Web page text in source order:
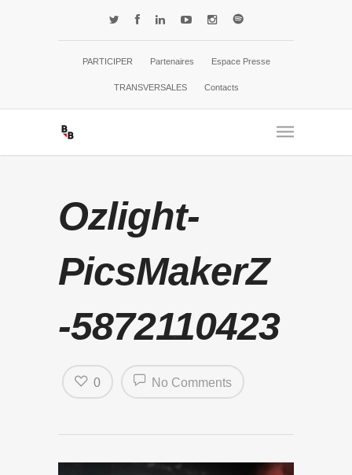
PARTICIPER Partenaires Espace Presse
TRANSVERSALES Contacts
Ozlight-
PicsMakerZ
-5872110423
No Comments
0